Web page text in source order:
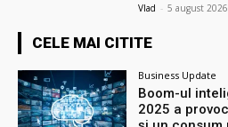
Vlad - 5 august 2026
CELE MAI CITITE
Business Update
Boom-ul
2025 a